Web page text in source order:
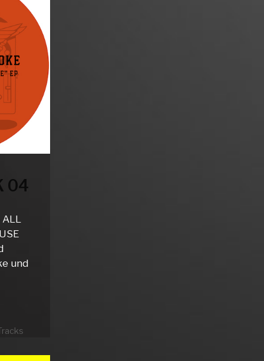
04
ALL
und